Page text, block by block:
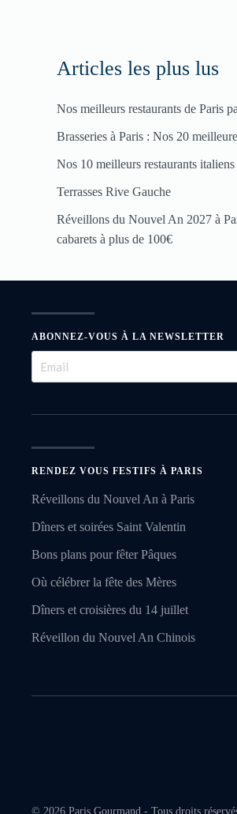
Articles les plus lus
Nos meilleurs restaurants de Paris
Brasseries à Paris : Nos 20
Nos 10 meilleurs restaurants
Terrasses Rive Gauche
Réveillons du Nouvel An 2027 à
cabarets à plus de 100€
ABONNEZ-VOUS À LA NEWSLETTER
RENDEZ VOUS FESTIFS À PARIS
Réveillons du Nouvel An à Paris
Dîners et soirées Saint Valentin
Bons plans pour fêter Pâques
Où célébrer la fête des Mères
Dîners et croisières du 14 juillet
Réveillon du Nouvel An Chinois
© 2026 Paris Gourmand - Tous droits